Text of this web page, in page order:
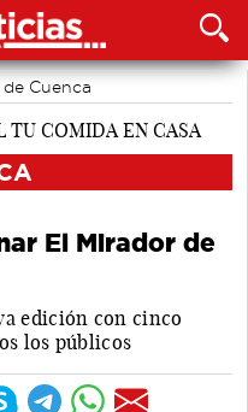
Cuenca
El Mirador de
edición con cinco
los públicos